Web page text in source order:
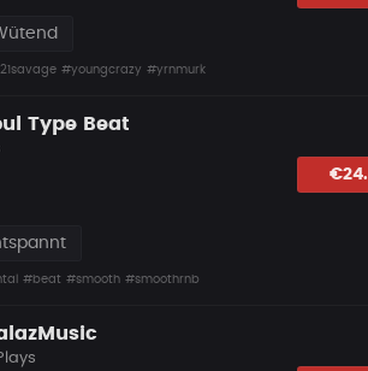
#youngcrazy #yrnmurk
Type Beat
#beat #smooth #smoothrnb